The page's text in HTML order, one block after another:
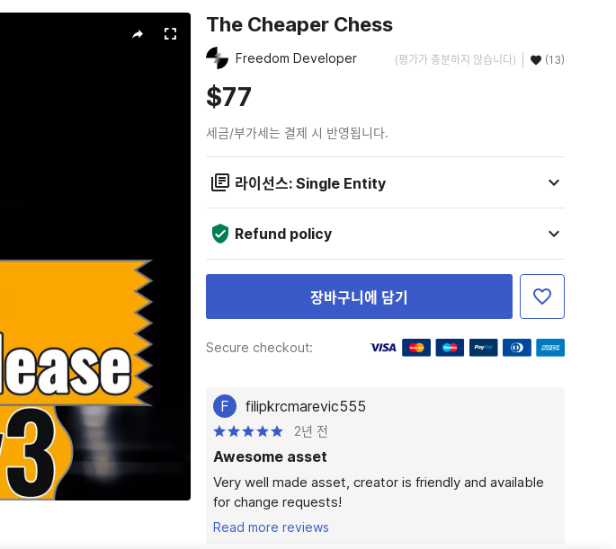
The Cheaper Chess
Freedom Developer (평가가 충분하지 않습니다) (13)
$77
세금/부가세는 결제 시 반영됩니다.
라이선스: Single Entity
Refund policy
장바구니에 담기
Secure checkout:
F filipkrcmarevic555
2년 전
Awesome asset
Very well made asset, creator is friendly and available
for change requests!
Read more reviews